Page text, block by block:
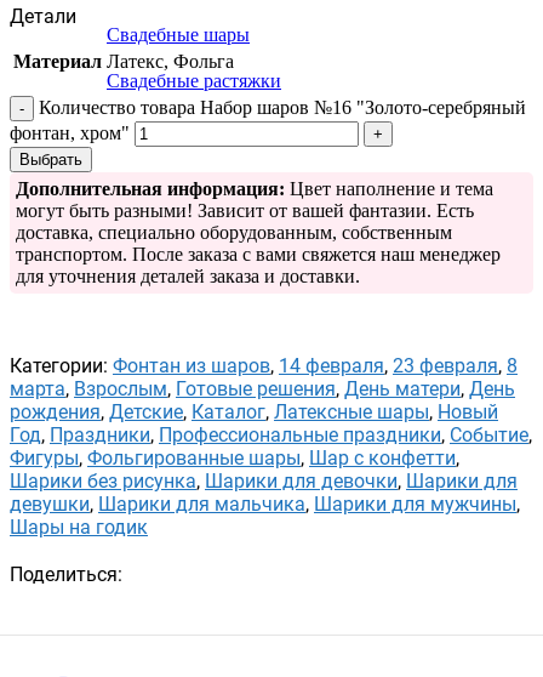
Свадебные шары
Свадебные растяжки
Детали
Материал Латекс, Фольга
Количество товара Набор шаров №16 "Золото-серебряный
фонтан, хром"
Выбрать
Дополнительная информация: Цвет наполнение и тема
могут быть разными! Зависит от вашей фантазии. Есть
доставка, специально оборудованным, собственным
транспортом. После заказа с вами свяжется наш менеджер
для уточнения деталей заказа и доставки.
Категории: Фонтан из шаров, 14 февраля, 23 февраля, 8
марта, Взрослым, Готовые решения, День матери, День
рождения, Детские, Каталог, Латексные шары, Новый
Год, Праздники, Профессиональные праздники, Событие,
Фигуры, Фольгированные шары, Шар с конфетти,
Шарики без рисунка, Шарики для девочки, Шарики для
девушки, Шарики для мальчика, Шарики для мужчины,
Шары на годик
Поделиться: